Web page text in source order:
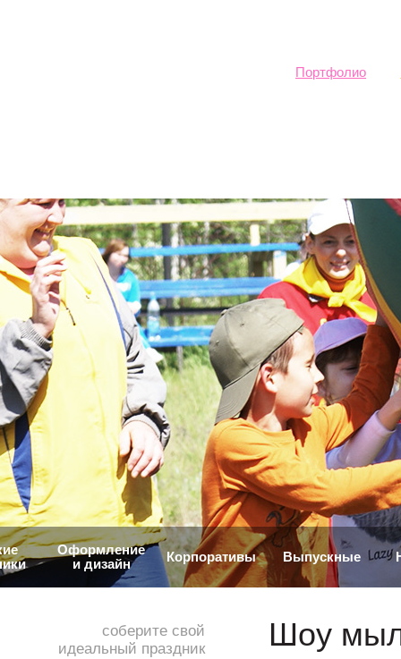
Портфолио
Оформление
и дизайн
Корпоративы Выпускные
Шоу
соберите свой
идеальный праздник